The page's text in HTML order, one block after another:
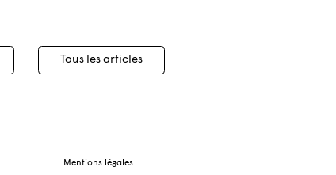
Tous les articles
Mentions légales